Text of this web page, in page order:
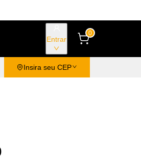
Entrar
0
Insira seu CEP